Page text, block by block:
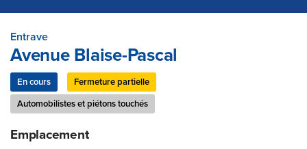
Entrave
Avenue Blaise-Pascal
En cours
Fermeture partielle
Automobilistes et piétons touchés
Emplacement